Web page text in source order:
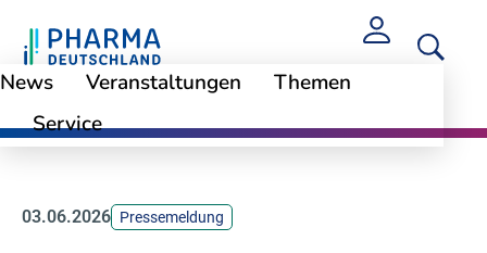
News Veranstaltungen
Themen
Service
News
03.06.2026 Pressemeldung